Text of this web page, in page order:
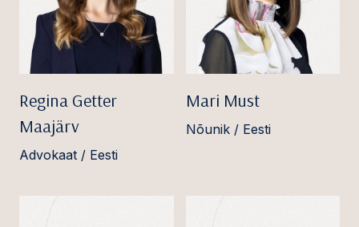
Regina Getter
Maajärv
Advokaat / Eesti
Mari Must
Nõunik / Eesti